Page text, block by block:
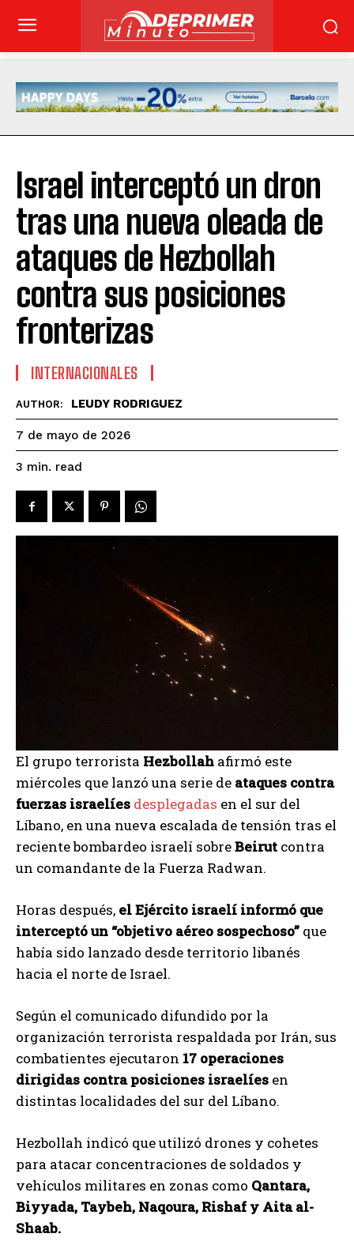
Israel interceptó un dron
tras una nueva oleada de
ataques de Hezbollah
contra sus posiciones
fronterizas
INTERNACIONALES
AUTHOR: LEUDY RODRIGUEZ
7 de mayo de 2026
3 min. read
El grupo terrorista Hezbollah afirmó este
miércoles que lanzó una serie de ataques contra
fuerzas israelíes desplegadas en el sur del
Líbano, en una nueva escalada de tensión tras el
reciente bombardeo israelí sobreBeirut contra
un comandante de la Fuerza Radwan.
Horas después, el Ejército israelí informó que
interceptó un “objetivo aéreo sospechoso” que
había sido lanzado desde territorio libanés
hacia el norte de Israel.
Según el comunicado difundido por la
organización terrorista respaldada por Irán, sus
combatientes ejecutaron 17 operaciones
dirigidas contra posiciones israelíes en
distintas localidades del sur del Líbano.
Hezbollah indicó que utilizó drones y cohetes
para atacar concentraciones de soldados y
vehículos militares en zonas como Qantara,
Biyyada, Taybeh, Naqoura, Rishaf y Aita al-
Shaab.